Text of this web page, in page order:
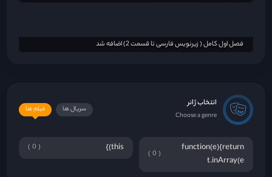
آمریکا 1 آهنگ
ارتش تک نفره
اکشن ارتش تک نفره
تنها
اکشن حماسی